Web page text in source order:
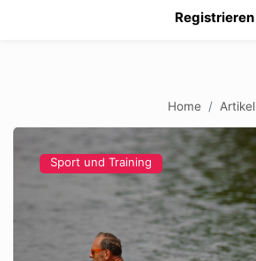
Registrieren
Home Artikel
Sport und Training